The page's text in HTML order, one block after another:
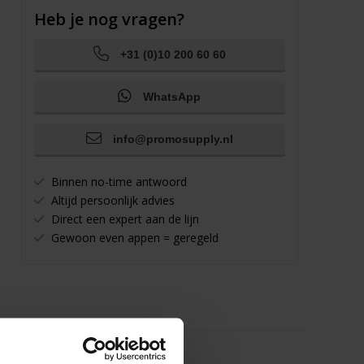
Heb je nog vragen?
+31 (0)10 200 60 60
WhatsApp
info@promosupply.nl
Binnen no-time antwoord
Altijd persoonlijk advies
Direct een expert aan de lijn
Gewoon even appen = geregeld